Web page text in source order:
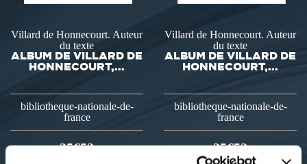
Villard de Honnecourt. Auteur
du texte
ALBUM DE VILLARD DE
HONNECOURT,...
bibliotheque-nationale-de-
france
35€52
Villard de Honnecourt. Auteur
du texte
ALBUM DE VILLARD DE
HONNECOURT,...
bibliotheque-nationale-de-
france
35€52